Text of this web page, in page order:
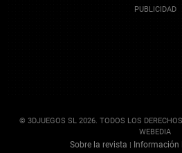
© 3DJUEGOS SL 2026. TODOS LOS
WEBEDIA
Sobre la revista | Información